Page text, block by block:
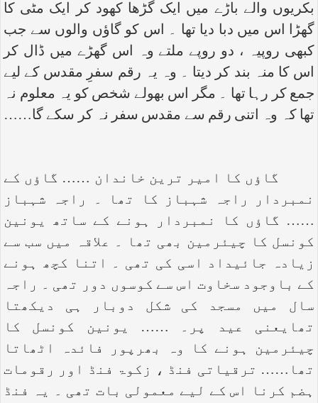
بکریوں والے باڑے میں ایک گڑھا کھود کر ایک مٹی کا
گھڑا اس میں دبا دیا تھا ۔ اس کو گاؤں والوں سے جب
کبھی روپیہ ، دو روپے ملتے وہ اس گھڑے میں ڈال کر
اس کا منہ بند کر دیتا ۔ وہ یہ رقم سفرِ مقدس کے لیے
جمع کر رہا تھا ۔ مگر اس بھولے شخص کو یہ معلوم نہ
تھا کہ وہ اتنی رقم سے مقدس سفر نہ کر سکے گا……
گاؤں کا امیر ترین خاندان …… گاؤں کے
نمبردار راجہ شہباز کا تھا ۔ راجہ شہباز
…… گاؤں کا نمبردار ہونے کے ساتھ یونین
کونسل کا چیئرمین بھی تھا ۔ علاقہ میں سب سے
زیادہ جائیداد اسی کی تھی ۔ اتنا کچھ ہونے
کے باوجود سخاوت اس سے کوسوں دور تھی ۔ راجہ
سال میں مسجد کی شکل دوبار ہی دیکھتا
تھایعنی عید پر۔ …… یونین کونسل کا
چیئرمین ہونے کا وہ بھرپور فائدہ اٹھاتا
تھا…… ترقیاتی فنڈ ، زکوۃ فنڈ اور رقومات
ہضم کرنا اس کے لیے معمولی بات تھی ۔ یہ فنڈ